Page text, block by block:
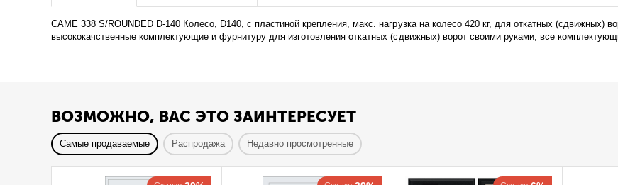
CAME 338 S/ROUNDED D-140 Колесо, D140, с пластиной крепления, макс. нагрузка на колесо 420 кг, для откатных (сдвижных)
высококачственные комплектующие и фурнитуру для изготовления откатных (сдвижных) ворот своими руками, все
ВОЗМОЖНО, ВАС ЭТО ЗАИНТЕРЕСУЕТ
Самые продаваемые Распродажа Недавно просмотренные